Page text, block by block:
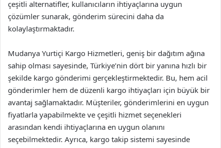
çeşitli alternatifler, kullanıcıların ihtiyaçlarına uygun
çözümler sunarak, gönderim sürecini daha da
kolaylaştırmaktadır.
Mudanya Yurtiçi Kargo Hizmetleri, geniş bir dağıtım ağına
sahip olması sayesinde, Türkiye’nin dört bir yanına hızlı bir
şekilde kargo gönderimi gerçekleştirmektedir. Bu, hem acil
gönderimler hem de düzenli kargo ihtiyaçları için büyük bir
avantaj sağlamaktadır. Müşteriler, gönderimlerini en uygun
fiyatlarla yapabilmekte ve çeşitli hizmet seçenekleri
arasından kendi ihtiyaçlarına en uygun olanını
seçebilmektedir. Ayrıca, kargo takip sistemi sayesinde